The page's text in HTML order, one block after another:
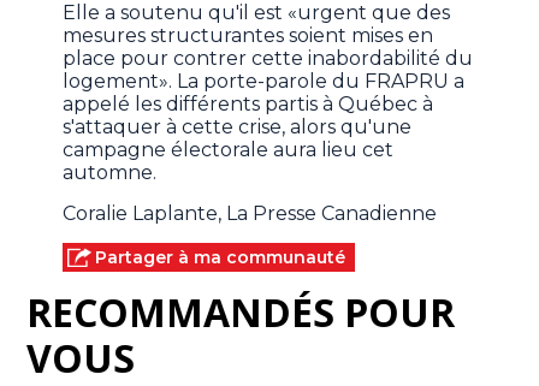
Elle a soutenu qu'il est «urgent que des
mesures structurantes soient mises en
place pour contrer cette inabordabilité du
logement». La porte-parole du FRAPRU a
appelé les différents partis à Québec à
s'attaquer à cette crise, alors qu'une
campagne électorale aura lieu cet
automne.
Coralie Laplante, La Presse Canadienne
Partager à ma communauté
RECOMMANDÉS POUR
VOUS